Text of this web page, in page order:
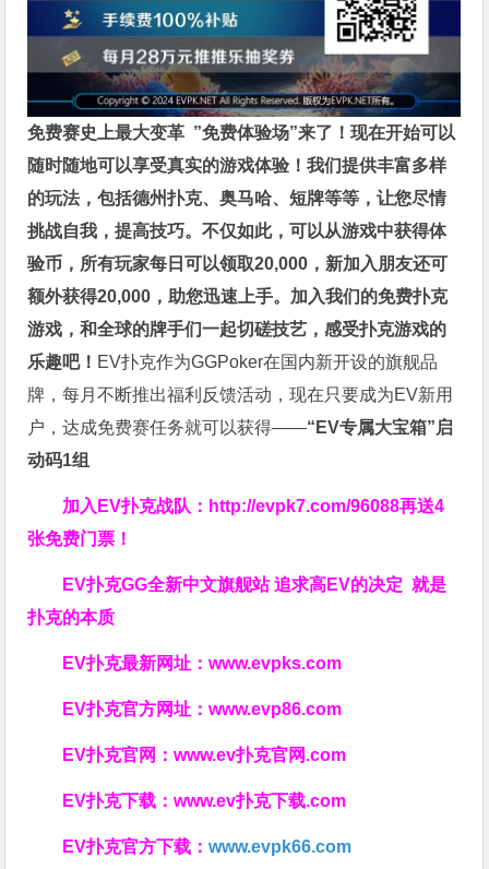
免费赛史上最大变革 ”免费体验场”来了！现在开始可以
随时随地可以享受真实的游戏体验！我们提供丰富多样
的玩法，包括德州扑克、奥马哈、短牌等等，让您尽情
挑战自我，提高技巧。不仅如此，可以从游戏中获得体
验币，所有玩家每日可以领取20,000，新加入朋友还可
额外获得20,000，助您迅速上手。 加入我们的免费扑克
游戏，和全球的牌手们一起切磋技艺，感受扑克游戏的
乐趣吧！ EV扑克作为GGPoker在国内新开设的旗舰品
牌，每月不断推出福利反馈活动，现在只要成为EV新用
户，达成免费赛任务就可以获得——“EV专属大宝箱”启
动码1组
加入EV扑克战队： http://evpk7.com/96088再送4
张免费门票！
EV扑克GG全新中文旗舰站追求高EV的决定就是
扑克的本质
EV扑克最新网址：www.evpks.com
EV扑克官方网址：www.evp86.com
EV扑克官网：www.ev扑克官网.com
EV扑克下载：www.ev扑克下载.com
EV扑克官方下载：www.evpk66.com